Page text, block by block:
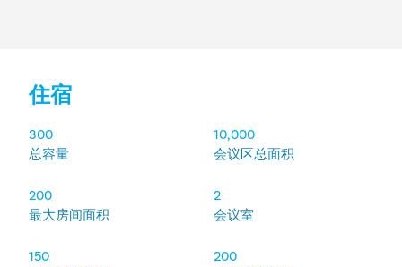
住宿
住宿
总容量
300
会议区总面积
10,000
最大房间面积
200
会议室
2
150
200